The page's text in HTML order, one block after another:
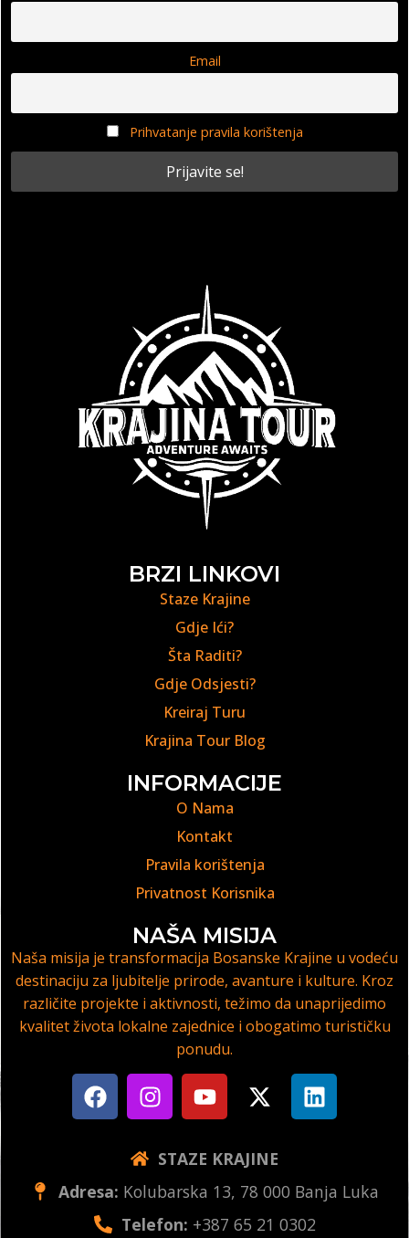
Email
Prihvatanje pravila korištenja
BRZI LINKOVI
Staze Krajine
Gdje Ići?
Šta Raditi?
Gdje Odsjesti?
Kreiraj Turu
Krajina Tour Blog
INFORMACIJE
O Nama
Kontakt
Pravila korištenja
Privatnost Korisnika
NAŠA MISIJA
Naša misija je transformacija Bosanske Krajine u vodeću
destinaciju za ljubitelje prirode, avanture i kulture. Kroz
različite projekte i aktivnosti, težimo da unaprijedimo
kvalitet života lokalne zajednice i obogatimo turističku
ponudu.
STAZE KRAJINE
Adresa: Kolubarska 13, 78 000 Banja Luka
Telefon: +387 65 21 0302